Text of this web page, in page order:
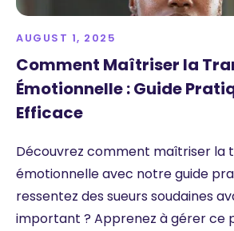
AUGUST 1, 2025
Comment Maîtriser la
Émotionnelle : Guide
Efficace
Découvrez comment maîtriser la
émotionnelle avec notre guide
ressentez des sueurs soudaines
important ? Apprenez à gérer ce